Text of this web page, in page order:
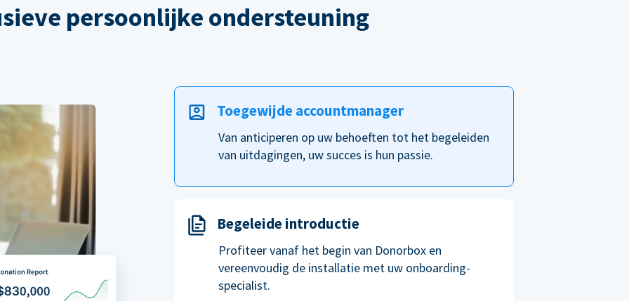
persoonlijke ondersteuning
Toegewijde accountmanager
Van anticiperen op uw behoeften tot het begeleiden
van uitdagingen, uw succes is hun passie.
Begeleide introductie
Profiteer vanaf het begin van Donorbox en
vereenvoudig de installatie met uw onboarding-
specialist.